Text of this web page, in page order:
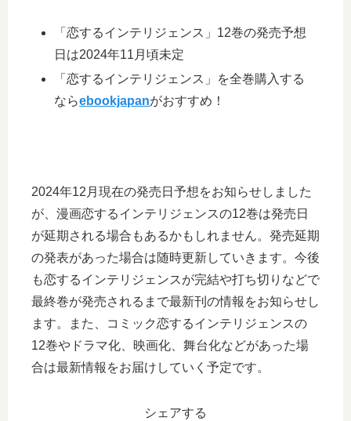
「恋するインテリジェンス」12巻の発売予想
日は2024年11月頃未定
「恋するインテリジェンス」を全巻購入する
ならebookjapanがおすすめ！
2024年12月現在の発売日予想をお知らせしました
が、漫画恋するインテリジェンスの12巻は発売日
が延期される場合もあるかもしれません。発売延期
の発表があった場合は随時更新していきます。今後
も恋するインテリジェンスが完結や打ち切りなどで
最終巻が発売されるまで最新刊の情報をお知らせし
ます。また、コミック恋するインテリジェンスの
12巻やドラマ化、映画化、舞台化などがあった場
合は最新情報をお届けしていく予定です。
シェアする